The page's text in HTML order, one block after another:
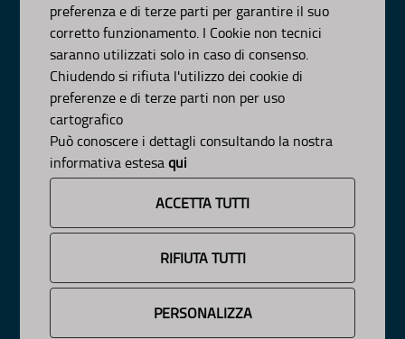
preferenza e di terze parti per garantire il suo
corretto funzionamento. I Cookie non tecnici
saranno utilizzati solo in caso di consenso.
Chiudendo si rifiuta l'utilizzo dei cookie di
preferenze e di terze parti non per uso
cartografico
Può conoscere i dettagli consultando la nostra
informativa estesaqui
ACCETTA TUTTI
RIFIUTA TUTTI
PERSONALIZZA
Organizzazione
Pianificazione
Programmazione
APPROFONDIMENTI
Osservazioni CNAPI
Sviluppo Sostenibile
Decarbonizzazione
Pianeta Pulito per Tutti
INFORMAZIONE
News